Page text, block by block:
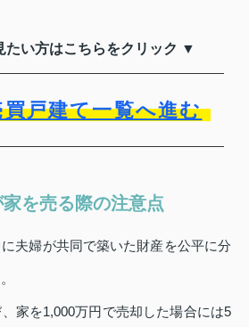
たい方はこちらをクリック ▼
戸建て一覧へ進む
を売る際の注意点
夫婦が共同で築いた財産を公平に分
家を1,000万円で売却した場合には5